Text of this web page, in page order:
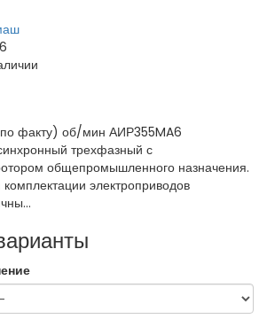
факту) об/мин АИР355MA6
трехфазный с
общепромышленного назначения.
электроприводов